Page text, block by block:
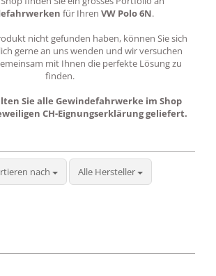
für Ihren VW Polo 6N.
nicht gefunden haben, können Sie sich
gerne an uns wenden und wir versuchen
mit Ihnen die perfekte Lösung zu
finden.
Sie alle Gewindefahrwerke im Shop
CH-Eignungserklärung geliefert.
nach
nach Alle Hersteller